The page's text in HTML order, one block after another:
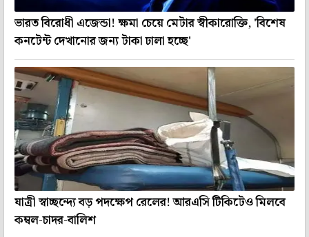
ভারত বিরোধী এজেন্ডা! ক্ষমা চেয়ে মেটার স্বীকারোক্তি, 'বিশেষ
কনটেন্ট দেখানোর জন্য টাকা ঢালা হচ্ছে'
যাত্রী স্বাচ্ছন্দ্যে বড় পদক্ষেপ রেলের! আরএসি টিকিটেও মিলবে
কম্বল-চাদর-বালিশ